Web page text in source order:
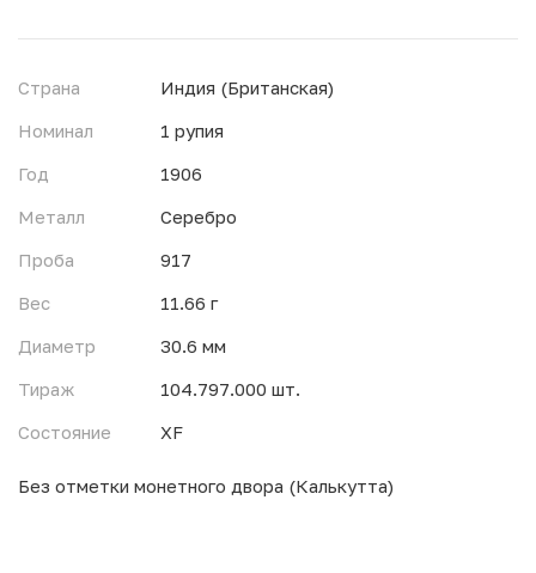
Страна
Индия (Британская)
Номинал
1 рупия
Год
1906
Металл
Серебро
Проба
917
Вес
11.66 г
Диаметр
30.6 мм
Тираж
104.797.000 шт.
Состояние
XF
Без отметки монетного двора (Калькутта)